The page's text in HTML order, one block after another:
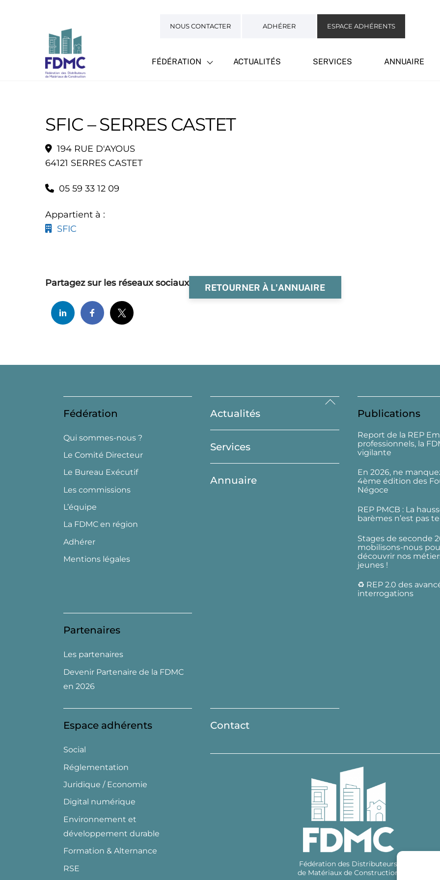
NOUS CONTACTER ADHÉRER ESPACE ADHÉRENTS
FÉDÉRATION ACTUALITÉS SERVICES ANNUAIRE
SFIC – SERRES CASTET
194 RUE D'AYOUS
64121 SERRES CASTET
05 59 33 12 09
Appartient à :
SFIC
RETOURNER À L'ANNUAIRE
Partagez sur les réseaux sociaux
Back
Top
Fédération
Qui sommes-nous ?
Le Comité Directeur
Le Bureau Exécutif
Les commissions
L’équipe
La FDMC en région
Adhérer
Mentions légales
Actualités
Services
Annuaire
Publications
Report de la REP
professionnels, la
vigilante
En 2026, ne
4ème édition des
Négoce
REP PMCB : La
barèmes n’est pas
Stages de seconde
mobilisons-nous
découvrir nos
jeunes !
♻️ REP 2.0 des
interrogations
Partenaires
Les partenaires
Devenir Partenaire de la FDMC
en 2026
Espace adhérents
Social
Réglementation
Juridique / Economie
Digital numérique
Environnement et
développement durable
Formation & Alternance
RSE
Contact
Fédération des Distributeurs
de Matériaux de Construction